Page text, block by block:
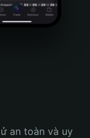
an toàn và uy